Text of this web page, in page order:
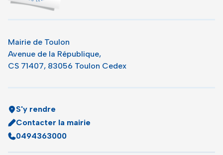
Mairie de Toulon
Avenue de la République,
CS 71407, 83056 Toulon Cedex
S'y rendre
Contacter la mairie
0494363000